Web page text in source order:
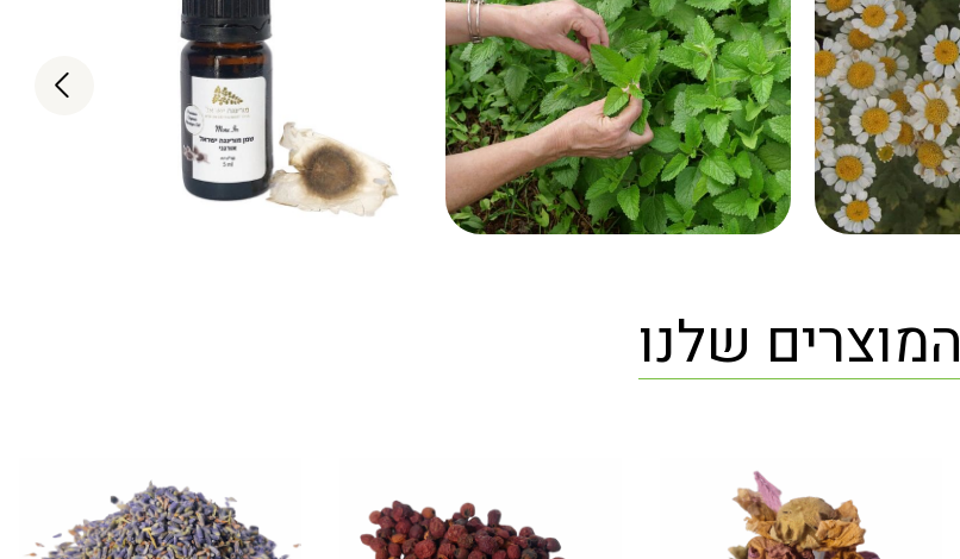
המוצרים שלנו